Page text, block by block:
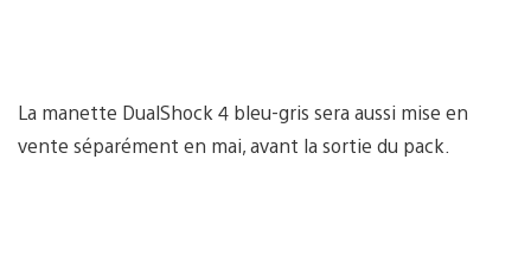
La manette DualShock 4 bleu-gris sera aussi mise en
vente séparément en mai, avant la sortie du pack.